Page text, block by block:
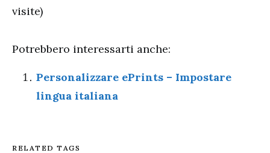
visite)
Potrebbero interessarti anche:
Personalizzare ePrints – Impostare
lingua italiana
RELATED TAGS